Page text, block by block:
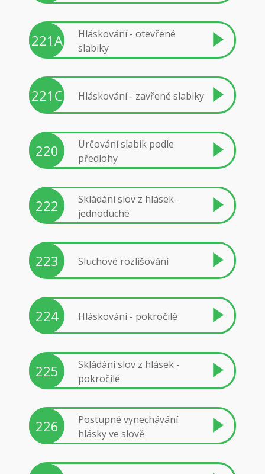
221A
Hláskování - otevřené
slabiky
221C Hláskování - zavřené slabiky
220
Určování slabik podle
předlohy
222
Skládání slov z hlásek -
jednoduché
223 Sluchové rozlišování
224 Hláskování - pokročilé
225
Skládání slov z hlásek -
pokročilé
226
Postupné vynechávání
hlásky ve slově